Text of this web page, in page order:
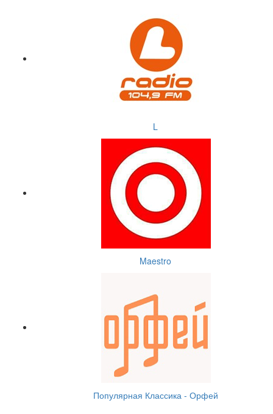
L
Maestro
Популярная Классика - Орфей